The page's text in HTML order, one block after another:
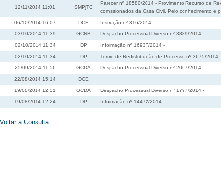
12/11/2014 11:01 SMPjTC
Parecer nº 18580/2014 - Provimento Recurso de
comissionados da Casa Civil. Pelo conhecimento e
06/10/2014 16:07 DCE Instrução nº 316/2014 -
03/10/2014 11:39 GCNB Despacho Processual Diverso nº 3889/2014 -
02/10/2014 11:34 DP Informação nº 16937/2014 -
02/10/2014 11:34 DP Termo de Redistribuição de Processo nº 3675/2014 -
25/09/2014 11:56 GCDA Despacho Processual Diverso nº 2067/2014 -
22/08/2014 15:14 DCE
19/08/2014 12:31 GCDA Despacho Processual Diverso nº 1797/2014 -
19/08/2014 12:24 DP Informação nº 14472/2014 -
Voltar a Consulta